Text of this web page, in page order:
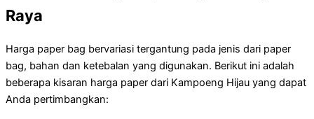
Raya
Harga paper bag bervariasi tergantung pada jenis dari paper
bag, bahan dan ketebalan yang digunakan. Berikut ini adalah
beberapa kisaran harga paper dari Kampoeng Hijau yang dapat
Anda pertimbangkan: